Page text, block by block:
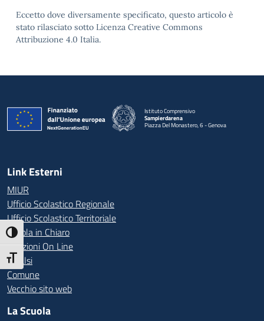
Attiva/disattiva alto contrasto
Attiva/disattiva dimensione testo
Eccetto dove diversamente specificato, questo articolo è
stato rilasciato sotto Licenza Creative Commons
Attribuzione 4.0 Italia.
Istituto Comprensivo
Sampierdarena
Piazza Del Monastero, 6 - Genova
— Visita la pagina iniziale della scuola
Link Esterni
MIUR
Ufficio Scolastico Regionale
Ufficio Scolastico Territoriale
Scuola in Chiaro
Iscrizioni On Line
Invalsi
Comune
Vecchio sito web
La Scuola